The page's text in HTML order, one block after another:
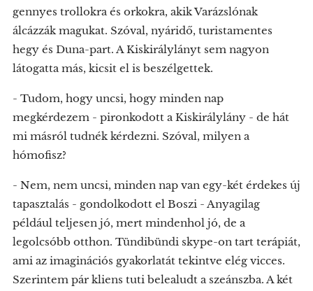
gennyes trollokra és orkokra, akik Varázslónak
álcázzák magukat. Szóval, nyáridő, turistamentes
hegy és Duna-part. A Kiskirálylányt sem nagyon
látogatta más, kicsit el is beszélgettek.
- Tudom, hogy uncsi, hogy minden nap
megkérdezem - pironkodott a Kiskirálylány - de hát
mi másról tudnék kérdezni. Szóval, milyen a
hómofisz?
- Nem, nem uncsi, minden nap van egy-két érdekes új
tapasztalás - gondolkodott el Boszi - Anyagilag
például teljesen jó, mert mindenhol jó, de a
legolcsóbb otthon. Tündibündi skype-on tart terápiát,
ami az imaginációs gyakorlatát tekintve elég vicces.
Szerintem pár kliens tuti belealudt a szeánszba. A két